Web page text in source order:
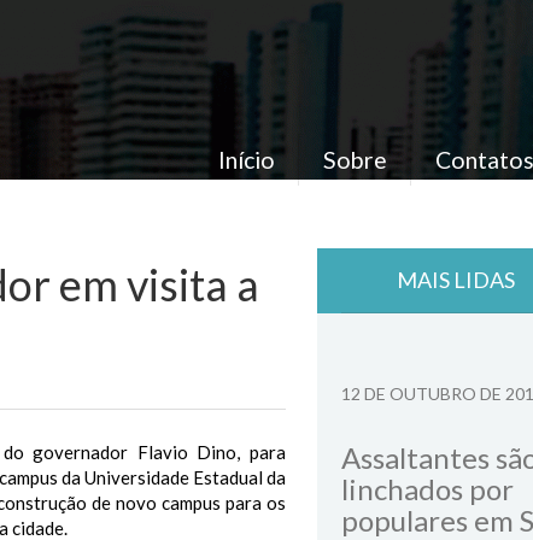
Início Sobre Contatos
em visita a
governador Flavio Dino, para
da Universidade Estadual da
de novo campus para os
cidade.
MAIS LIDAS
12 DE OUTUBRO DE
Assaltantes
linchados por
populares em